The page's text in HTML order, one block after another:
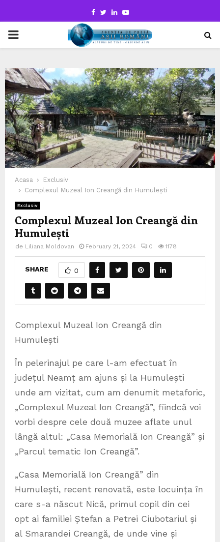
Facebook
TwitterLinkedinYoutube
PRIMARY
Acasa
Exclusiv
Complexul Muzeal Ion Creangă din Humulești
Exclusiv
Complexul Muzeal Ion Creangă din
Humulești
de Liliana Moldovan February 21, 2024 0 1178
SHARE 0
Complexul Muzeal Ion Creangă din
Humulești
În pelerinajul pe care l-am efectuat în
județul Neamț am ajuns și la Humulești
unde am vizitat, cum am denumit metaforic,
„Complexul Muzeal Ion Creangă”, fiindcă voi
vorbi despre cele două muzee aflate unul
lângă altul: „Casa Memorială Ion Creangă” și
„Parcul tematic Ion Creangă”.
„Casa Memorială Ion Creangă” din
Humulești, recent renovată, este locuința în
care s-a născut Nică, primul copil din cei
opt ai familiei Ștefan a Petrei Ciubotariul și
al Smarandei Creangă, de unde vine și